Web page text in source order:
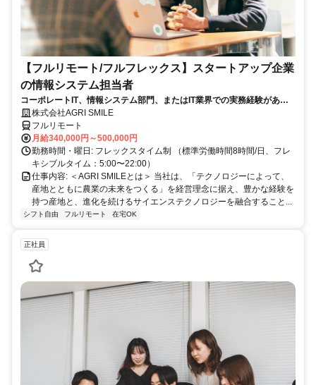
【フルリモート/フルフレックス】スタートアップ企業
の情報システム担当者
コーポレートIT、情報システム部門、またはIT業界での実務経験がある
方、大歓迎！
株式会社AGRI SMILE
フルリモート
月給340,000円～500,000円
勤務時間・曜日: フレックスタイム制 （標準労働時間8時間/日、フレ
キシブルタイム：5:00〜22:00）
仕事内容: ＜AGRI SMILEとは＞ 当社は、「テクノロジーによって、
産地とともに農業の未来をつくる」を経営理念に据え、豊かな経験を
持つ産地と、進化を続けるサイエンステクノロジーを融合すること...
シフト自由 フルリモート 在宅OK
正社員